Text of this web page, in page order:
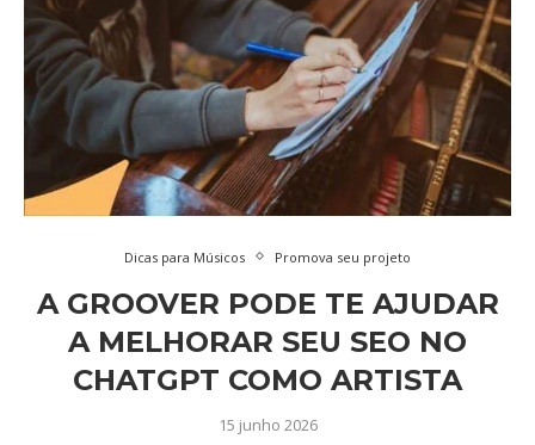
Dicas para Músicos Promova seu projeto
A GROOVER PODE TE AJUDAR
A MELHORAR SEU SEO NO
CHATGPT COMO ARTISTA
15 junho 2026